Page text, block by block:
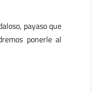
payaso que
ponerle al